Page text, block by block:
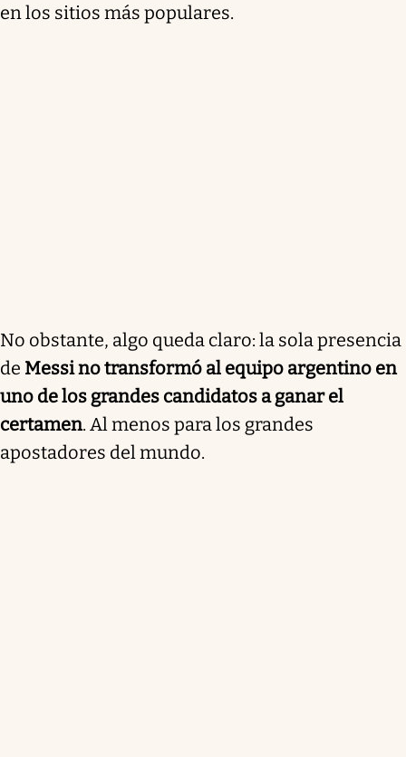
en los sitios más populares.
No obstante, algo queda claro: la sola presencia
de Messi no transformó al equipo argentino en
uno de los grandes candidatos a ganar el
certamen. Al menos para los grandes
apostadores del mundo.